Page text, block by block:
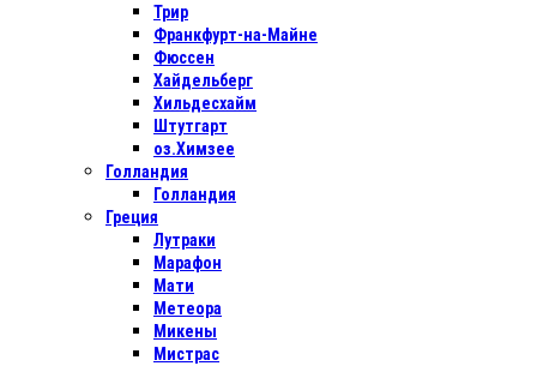
Трир
Франкфурт-на-Майне
Фюссен
Хайдельберг
Хильдесхайм
Штутгарт
оз.Химзее
Голландия
Голландия
Греция
Лутраки
Марафон
Мати
Метеора
Микены
Мистрас